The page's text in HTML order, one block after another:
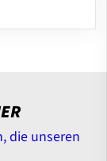
die unseren